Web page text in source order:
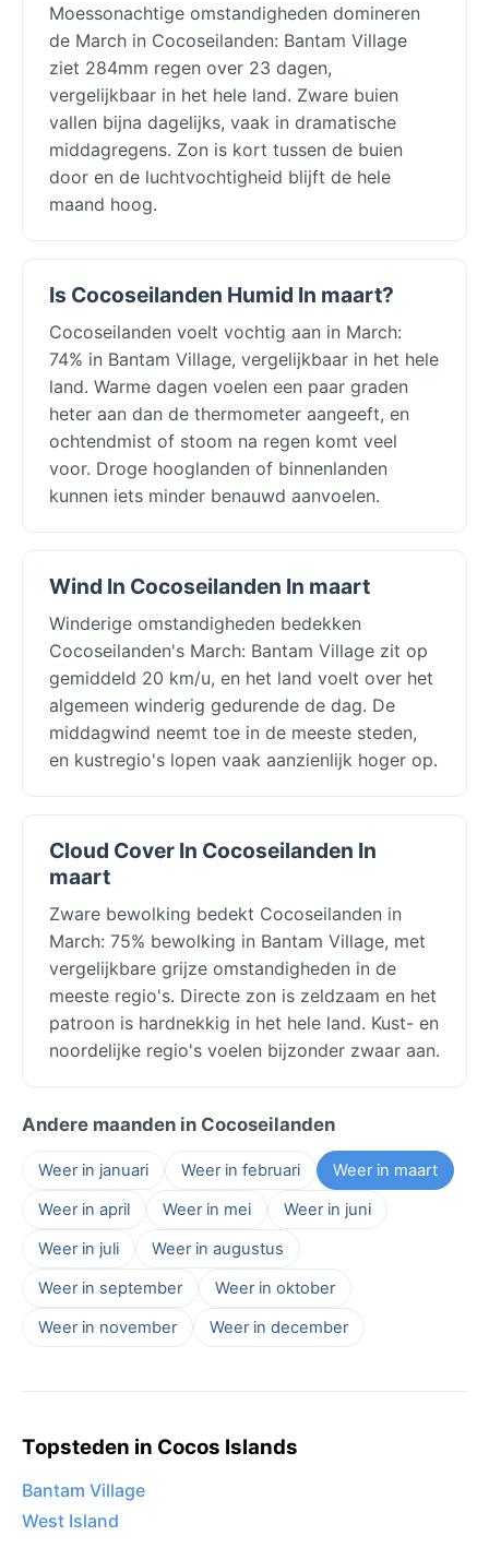
Moessonachtige omstandigheden domineren
de March in Cocoseilanden: Bantam Village
ziet 284mm regen over 23 dagen,
vergelijkbaar in het hele land. Zware buien
vallen bijna dagelijks, vaak in dramatische
middagregens. Zon is kort tussen de buien
door en de luchtvochtigheid blijft de hele
maand hoog.
Is Cocoseilanden Humid In maart?
Cocoseilanden voelt vochtig aan in March:
74% in Bantam Village, vergelijkbaar in het hele
land. Warme dagen voelen een paar graden
heter aan dan de thermometer aangeeft, en
ochtendmist of stoom na regen komt veel
voor. Droge hooglanden of binnenlanden
kunnen iets minder benauwd aanvoelen.
Wind In Cocoseilanden In maart
Winderige omstandigheden bedekken
Cocoseilanden's March: Bantam Village zit op
gemiddeld 20 km/u, en het land voelt over het
algemeen winderig gedurende de dag. De
middagwind neemt toe in de meeste steden,
en kustregio's lopen vaak aanzienlijk hoger op.
Cloud Cover In Cocoseilanden In
maart
Zware bewolking bedekt Cocoseilanden in
March: 75% bewolking in Bantam Village, met
vergelijkbare grijze omstandigheden in de
meeste regio's. Directe zon is zeldzaam en het
patroon is hardnekkig in het hele land. Kust- en
noordelijke regio's voelen bijzonder zwaar aan.
Andere maanden in Cocoseilanden
Weer in januari Weer in februari
Weer in maart
Weer in april
Weer in mei
Weer in juni
Weer in juli
Weer in augustus
Weer in september
Weer in oktober
Weer in november
Weer in december
Topsteden in Cocos Islands
Bantam Village
West Island